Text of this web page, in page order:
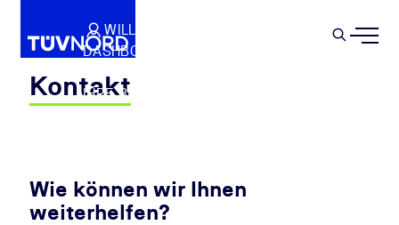
Springe zum Hauptinhalt
WILLKOMMEN
DASHBOARD
IHR PROFIL
IHRE BUCHUNGEN
Kontakt
Wie können wir Ihnen
weiterhelfen?